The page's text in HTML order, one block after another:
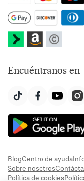
Encuéntranos en
BlogCentro de ayuda
Sobre nosotros
Política de cookies